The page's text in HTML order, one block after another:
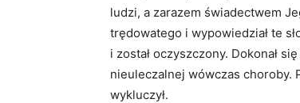
ludzi, a zarazem świadectwem
trędowatego i wypowiedział te
i został oczyszczony. Dokonał
nieuleczalnej wówczas choroby.
wykluczył.